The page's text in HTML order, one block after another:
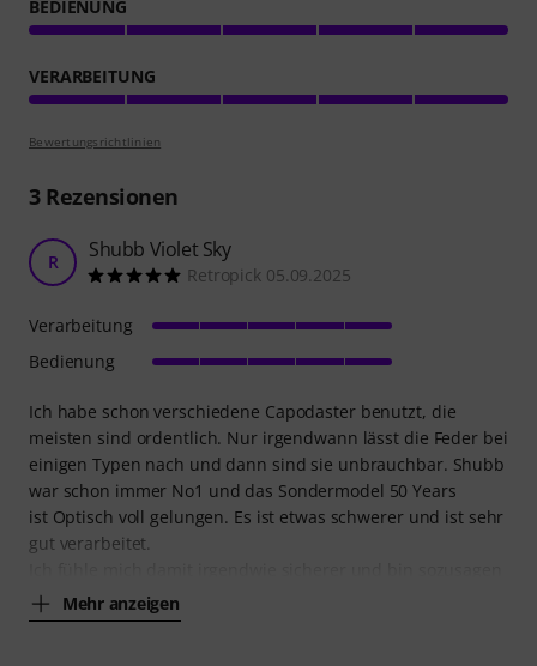
BEDIENUNG
VERARBEITUNG
Bewertungsrichtlinien
3Rezensionen
R Shubb Violet Sky
Retropick 05.09.2025
Ich habe schon verschiedene Capodaster benutzt, die
meisten sind ordentlich. Nur irgendwann lässt die Feder bei
einigen Typen nach und dann sind sie unbrauchbar. Shubb
war schon immer No1 und das Sondermodel 50 Years
ist Optisch voll gelungen. Es ist etwas schwerer und ist sehr
gut verarbeitet.
Mehr anzeigen
Verarbeitung
Bedienung